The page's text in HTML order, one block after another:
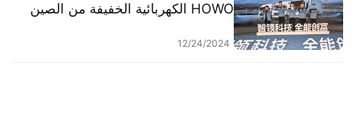
HOWO الكهربائية الخفيفة من الصين
شاحنة شاوو تتوسع إلى آفاق جديدة!
12/24/2024